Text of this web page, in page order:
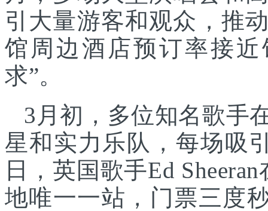
引大量游客和观众，推
馆周边酒店预订率接
求”。
3月初，多位知名歌手
星和实力乐队，每场吸
日，英国歌手Ed
地唯一一站，门票三度